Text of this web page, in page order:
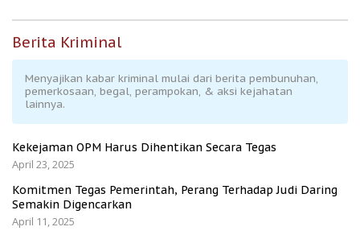
Berita Kriminal
Menyajikan kabar kriminal mulai dari berita pembunuhan,
pemerkosaan, begal, perampokan, & aksi kejahatan
lainnya.
Kekejaman OPM Harus Dihentikan Secara Tegas
April 23, 2025
Komitmen Tegas Pemerintah, Perang Terhadap Judi Daring
Semakin Digencarkan
April 11, 2025